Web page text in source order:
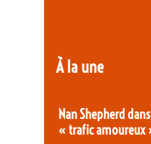
À la une
Nan Shepherd
« trafic amoureux